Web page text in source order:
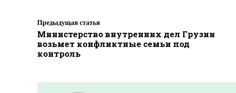
Предыдущая статья
Министерство внутренних дел Грузии
возьмет конфликтные семьи под
контроль